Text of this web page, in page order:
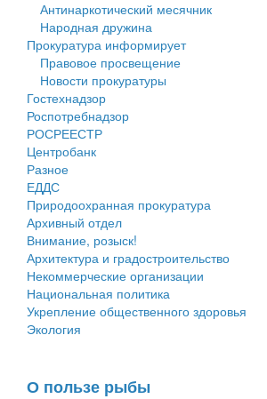
Правила землепользования и застройки
Генеральные планы
Проекты планировки территории
Собрание депутатов
Городское поселение
Сельские поселения
Антинаркотический месячник
Народная дружина
Прокуратура информирует
Правовое просвещение
Новости прокуратуры
Гостехнадзор
Роспотребнадзор
РОСРЕЕСТР
Центробанк
Разное
ЕДДС
Природоохранная прокуратура
Архивный отдел
Внимание, розыск!
Архитектура и градостроительство
Некоммерческие организации
Национальная политика
Укрепление общественного здоровья
Экология
О пользе рыбы